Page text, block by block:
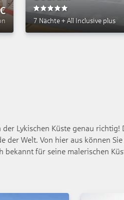
5
7 Nächte + All Inclusive plus
Lykischen Küste genau
der Welt. Von hier aus können
bekannt für seine malerischen